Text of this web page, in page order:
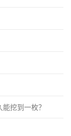
挖到一枚？